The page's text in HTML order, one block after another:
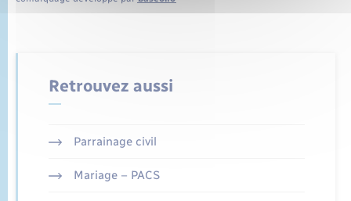
Retrouvez aussi
Parrainage civil
Mariage – PACS